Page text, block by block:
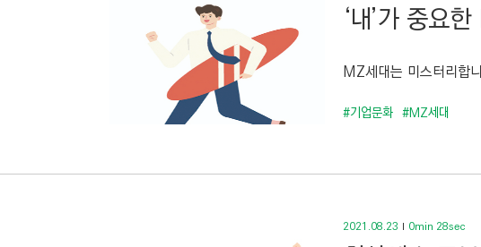
‘내’가 중요
MZ세대는 미스터리합
#기업문화 #MZ세대
2021.08.23 0min 28sec